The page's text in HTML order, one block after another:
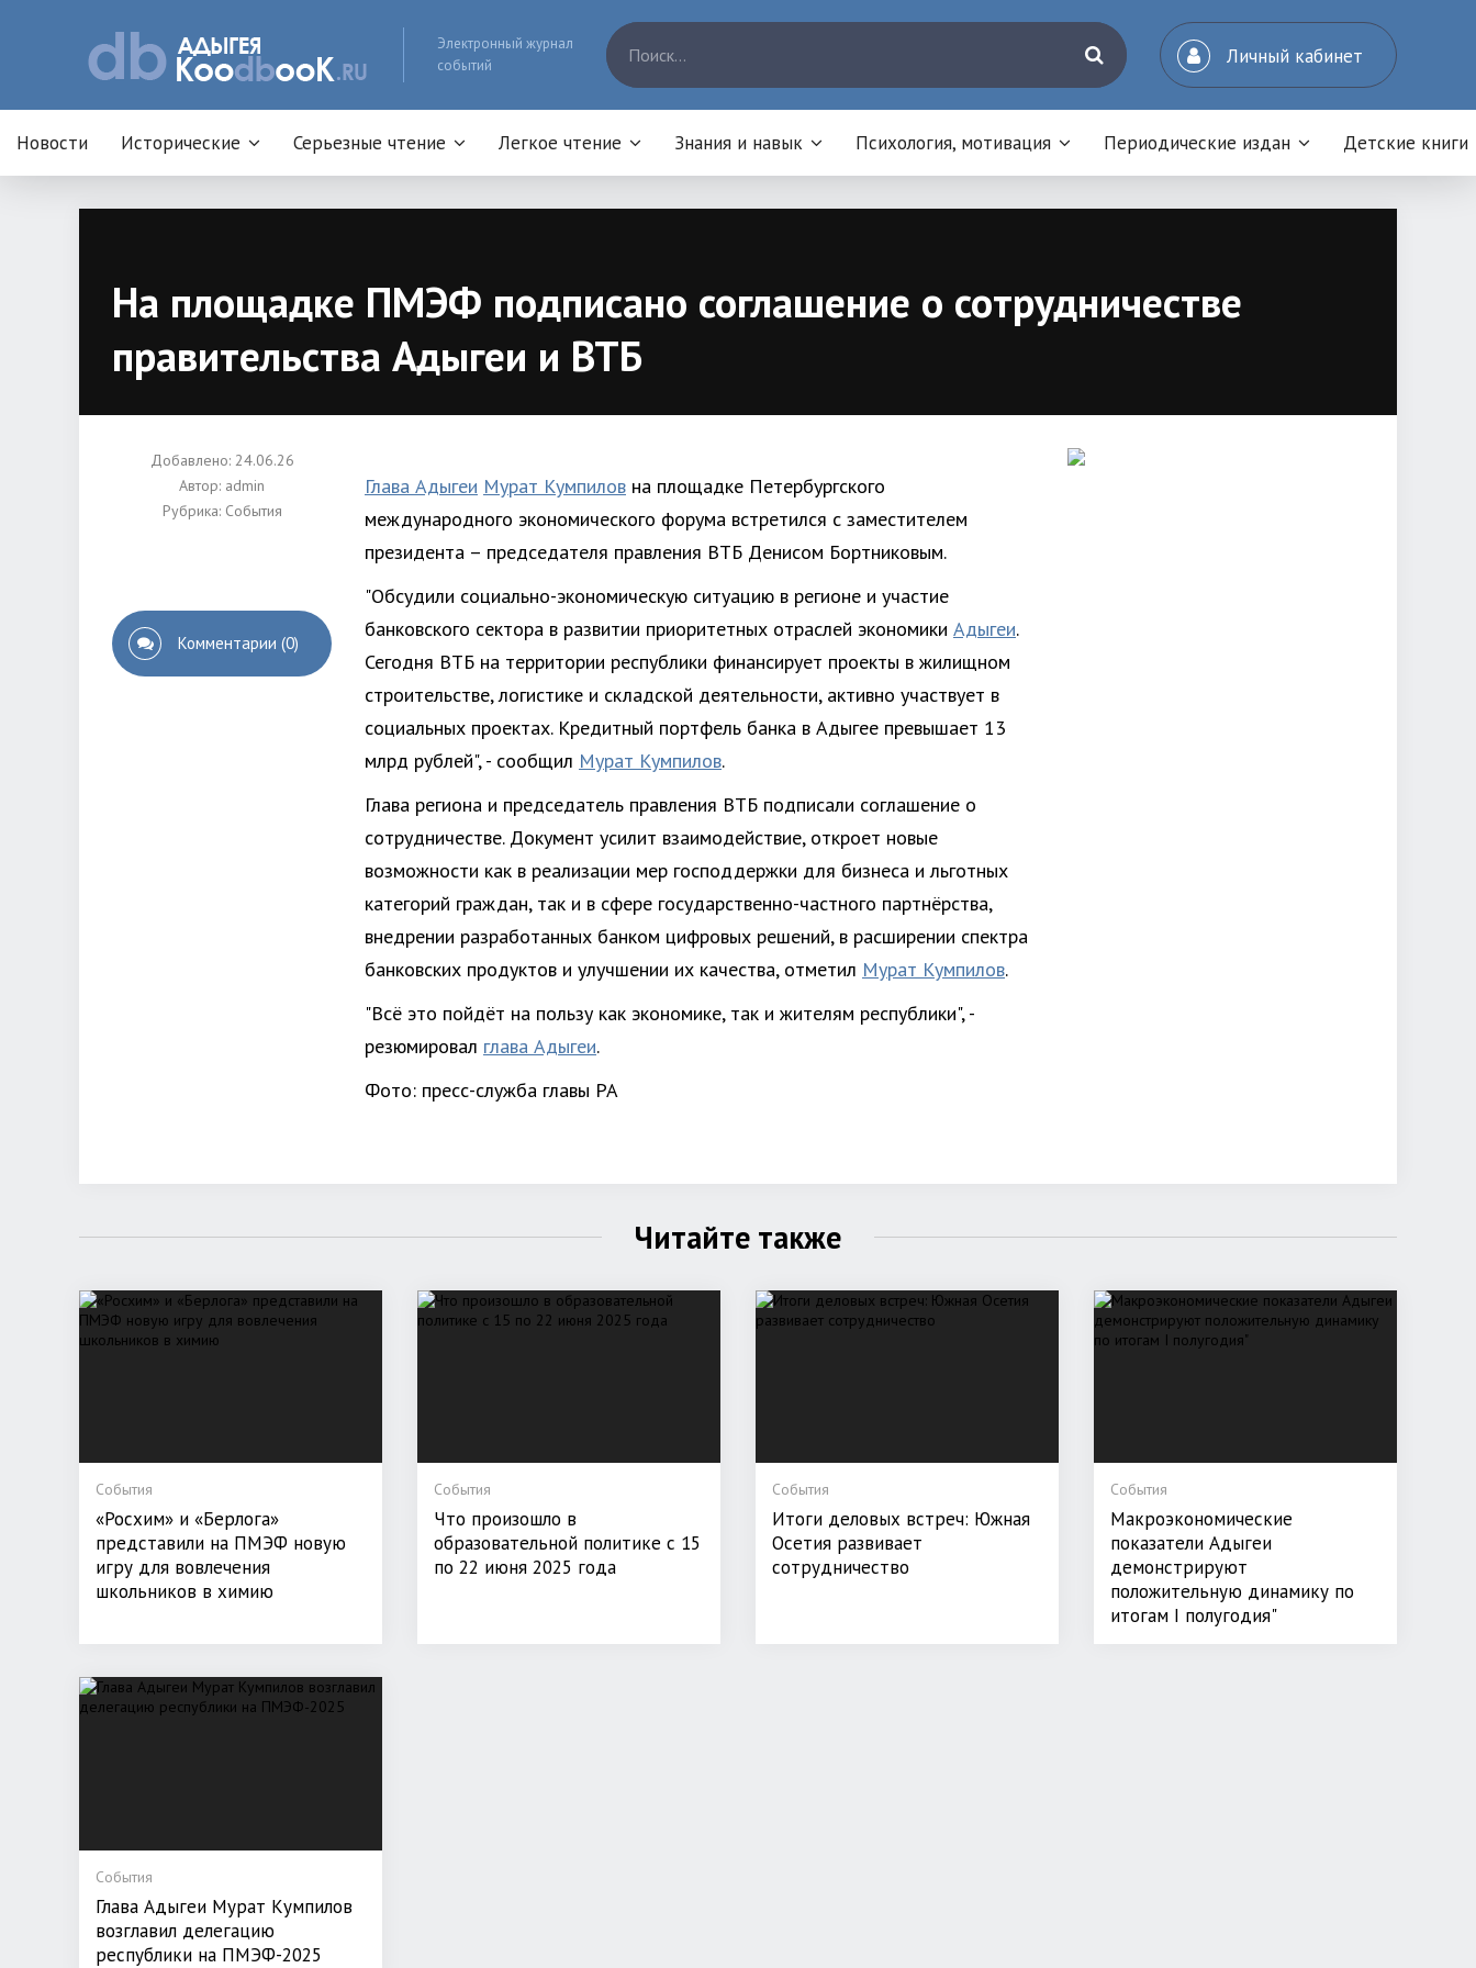
Электронный журнал
событий
Личный кабинет
Новости Исторические Серьезные чтение Легкое чтение Знания и навык Психология, мотивация Периодические издан Детские книги
На площадке ПМЭФ подписано соглашение о сотрудничестве
правительства Адыгеи и ВТБ
Добавлено: 24.06.26
Автор: admin
Рубрика: События
Комментарии (0)
Глава Адыгеи Мурат Кумпилов на площадке Петербургского
международного экономического форума встретился с заместителем
президента – председателя правления ВТБ Денисом Бортниковым.
"Обсудили социально-экономическую ситуацию в регионе и участие
банковского сектора в развитии приоритетных отраслей экономики Адыгеи.
Сегодня ВТБ на территории республики финансирует проекты в жилищном
строительстве, логистике и складской деятельности, активно участвует в
социальных проектах. Кредитный портфель банка в Адыгее превышает 13
млрд рублей", - сообщил Мурат Кумпилов.
Глава региона и председатель правления ВТБ подписали соглашение о
сотрудничестве. Документ усилит взаимодействие, откроет новые
возможности как в реализации мер господдержки для бизнеса и льготных
категорий граждан, так и в сфере государственно-частного партнёрства,
внедрении разработанных банком цифровых решений, в расширении спектра
банковских продуктов и улучшении их качества, отметил Мурат Кумпилов.
"Всё это пойдёт на пользу как экономике, так и жителям республики", -
резюмировал глава Адыгеи.
Фото: пресс-служба главы РА
Читайте также
События
«Росхим» и «Берлога»
представили на ПМЭФ новую
игру для вовлечения
школьников в химию
События
Что произошло в
образовательной политике с 15
по 22 июня 2025 года
События
Итоги деловых встреч: Южная
Осетия развивает
сотрудничество
События
Макроэкономические
показатели Адыгеи
демонстрируют
положительную динамику по
итогам I полугодия"
События
Глава Адыгеи Мурат Кумпилов
возглавил делегацию
республики на ПМЭФ-2025